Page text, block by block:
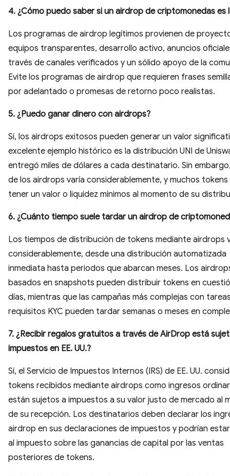
4. ¿Cómo puedo saber si un airdrop de criptomonedas es
Los programas de airdrop legítimos provienen de
equipos transparentes, desarrollo activo, anuncios
través de canales verificados y un sólido apoyo de la
Evite los programas de airdrop que requieren frases
por adelantado o promesas de retorno poco realistas.
5. ¿Puedo ganar dinero con airdrops?
Sí, los airdrops exitosos pueden generar un valor
excelente ejemplo histórico es la distribución UNI de
entregó miles de dólares a cada destinatario. Sin
de los airdrops varía considerablemente, y muchos
tener un valor o liquidez mínimos al momento de su
6. ¿Cuánto tiempo suele tardar un airdrop de
Los tiempos de distribución de tokens mediante airdrops
considerablemente, desde una distribución automatizada
inmediata hasta periodos que abarcan meses. Los
basados ​​en snapshots pueden distribuir tokens en
días, mientras que las campañas más complejas con
requisitos KYC pueden tardar semanas o meses en
7. ¿Recibir regalos gratuitos a través de AirDrop está
impuestos en EE. UU.?
Sí, el Servicio de Impuestos Internos (IRS) de EE. UU.
tokens recibidos mediante airdrops como ingresos
están sujetos a impuestos a su valor justo de mercado al
de su recepción. Los destinatarios deben declarar los
airdrop en sus declaraciones de impuestos y podrían
al impuesto sobre las ganancias de capital por las ventas
posteriores de tokens.